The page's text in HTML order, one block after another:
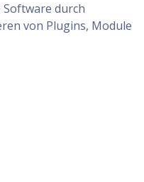
durch
von Plugins, Module